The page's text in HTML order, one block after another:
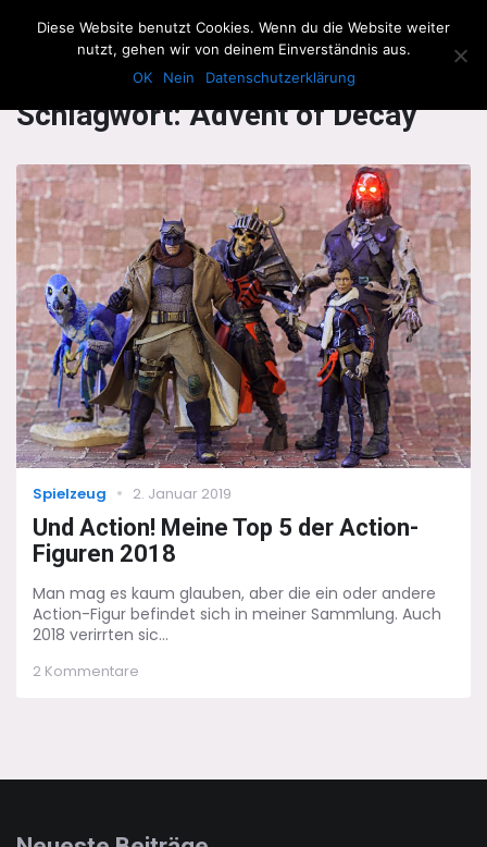
The Howling Men
Schlagwort:Advent of Decay
Categories
Spielzeug
Posted
2. Januar 2019
Und Action! Meine Top 5 der Action-
Figuren 2018
Man mag es kaum glauben, aber die ein oder andere
Action-Figur befindet sich in meiner Sammlung. Auch
2018 verirrten sic...
2 Kommentare
Diese Website benutzt Cookies. Wenn du die Website weiter
nutzt, gehen wir von deinem Einverständnis aus.
OK
Nein Datenschutzerklärung